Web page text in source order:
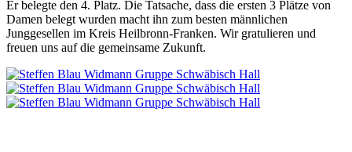
Er belegte den 4. Platz. Die Tatsache, dass die ersten 3 Plätze von
Damen belegt wurden macht ihn zum besten männlichen
Junggesellen im Kreis Heilbronn-Franken. Wir gratulieren und
freuen uns auf die gemeinsame Zukunft.